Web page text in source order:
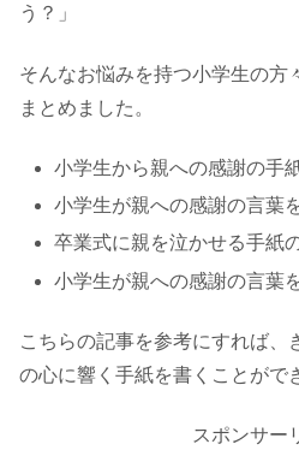
う？」
そんなお悩みを持つ小学生の方
まとめました。
小学生から親への感謝の手
小学生が親への感謝の言葉
卒業式に親を泣かせる手紙
小学生が親への感謝の言葉
こちらの記事を参考にすれば、
の心に響く手紙を書くことがで
スポンサー